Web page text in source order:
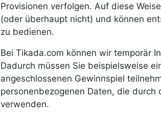
Provisionen verfolgen. Auf diese
(oder überhaupt nicht) und können
zu bedienen.
Bei Tikada.com können wir temporär
Dadurch müssen Sie beispielsweise
angeschlossenen Gewinnspiel
personenbezogenen Daten, die
verwenden.